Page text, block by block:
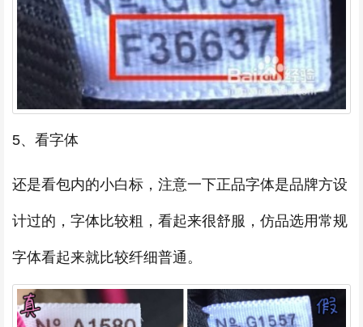
5、看字体
还是看包内的小白标，注意一下正品字体是品牌方设
计过的，字体比较粗，看起来很舒服，仿品选用常规
字体看起来就比较纤细普通。